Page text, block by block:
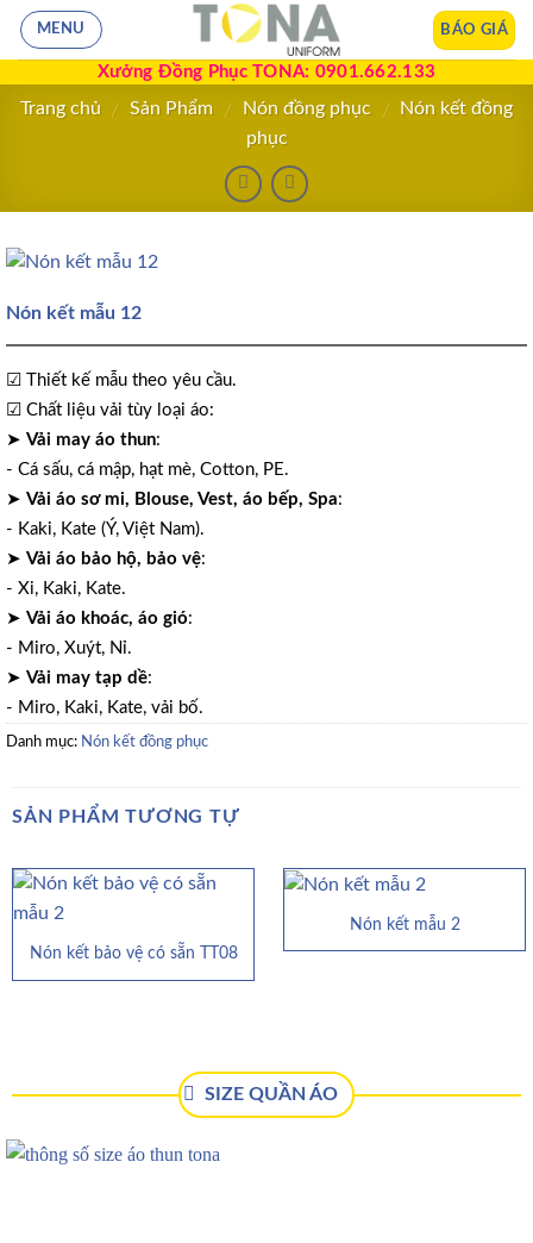
MENU BÁO GIÁ
Xưởng Đồng Phục TONA: 0901.662.133
Trang chủ / Sản Phẩm / Nón đồng phục /
Nón kết đồng
phục
Nón kết mẫu 12
☑ Thiết kế mẫu theo yêu cầu.
☑ Chất liệu vải tùy loại áo:
➤ Vải may áo thun:
- Cá sấu, cá mập, hạt mè, Cotton, PE.
➤ Vải áo sơ mi, Blouse, Vest, áo bếp, Spa:
- Kaki, Kate (Ý, Việt Nam).
➤ Vải áo bảo hộ, bảo vệ:
- Xi, Kaki, Kate.
➤ Vải áo khoác, áo gió:
- Miro, Xuýt, Nỉ.
➤ Vải may tạp dề:
- Miro, Kaki, Kate, vải bố.
Danh mục: Nón kết đồng phục
SẢN PHẨM TƯƠNG TỰ
Nón kết bảo vệ có sẵn TT08
Nón kết mẫu 2
SIZE QUẦN ÁO